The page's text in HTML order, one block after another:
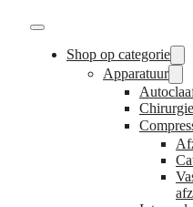
Shop op categorie
Apparatuur
Chirurgie